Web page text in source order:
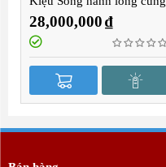
2m8
28,000,000₫